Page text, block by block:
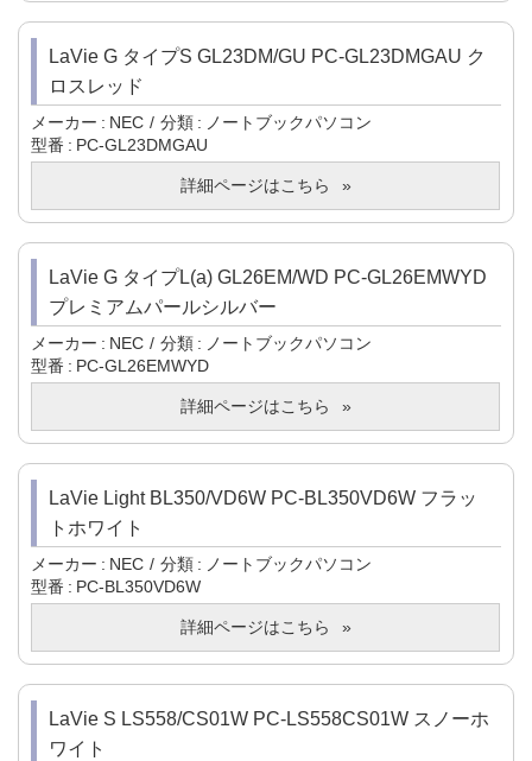
LaVie G タイプS GL23DM/GU PC-GL23DMGAU ク
ロスレッド
メーカー NEC 分類
ノートブックパソコン
型番
PC-GL23DMGAU
詳細ページはこちら
LaVie G タイプL(a) GL26EM/WD PC-GL26EMWYD
プレミアムパールシルバー
メーカー NEC 分類
ノートブックパソコン
型番
PC-GL26EMWYD
詳細ページはこちら
LaVie Light BL350/VD6W PC-BL350VD6W フラッ
トホワイト
メーカー NEC 分類
ノートブックパソコン
型番
PC-BL350VD6W
詳細ページはこちら
LaVie S LS558/CS01W PC-LS558CS01W スノーホ
ワイト